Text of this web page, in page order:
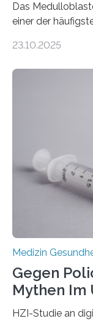
Das
einer der
Betroffenen
Dringend
nur
Gewebe
Hertie-Institut für
Schwachstelle
Stiftung
23.10.2025
Medizin
Gegen
Mythen
HZI-Studie an